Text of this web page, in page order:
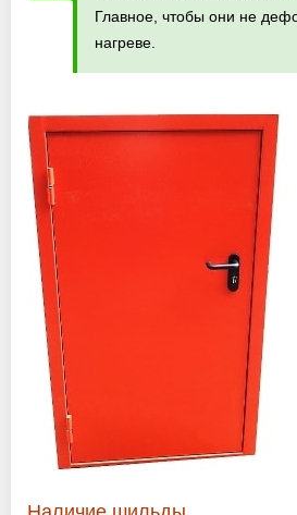
Главное, чтобы они не
нагреве.